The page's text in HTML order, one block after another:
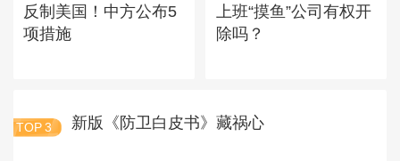
反制美国！中方公布5
项措施
上班“摸鱼”公司有权开
除吗？
TOP 3 新版《防卫白皮书》藏祸心